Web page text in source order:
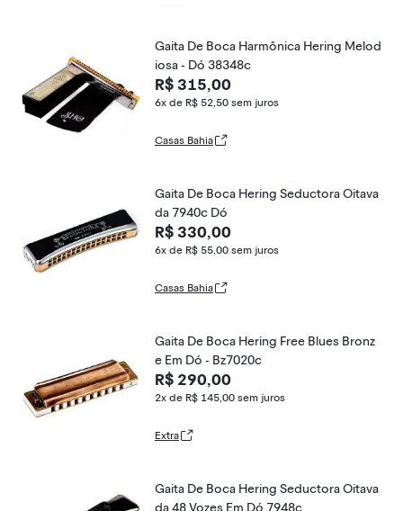
Gaita De Boca Harmônica Hering Melod
iosa - Dó 38348c
R$ 315,00
6x de R$ 52,50 sem juros
Casas Bahia
Gaita De Boca Hering Seductora Oitava
da 7940c Dó
R$ 330,00
6x de R$ 55,00 sem juros
Casas Bahia
Gaita De Boca Hering Free Blues Bronz
e Em Dó - Bz7020c
R$ 290,00
2x de R$ 145,00 sem juros
Extra
Gaita De Boca Hering Seductora Oitava
da 48 Vozes Em Dó 7948c